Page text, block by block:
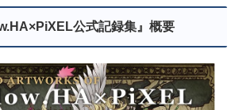
公式記録集』概要